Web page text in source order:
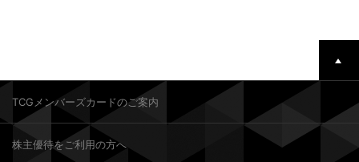
TCGメンバーズカードのご案内
株主優待をご利用の方へ